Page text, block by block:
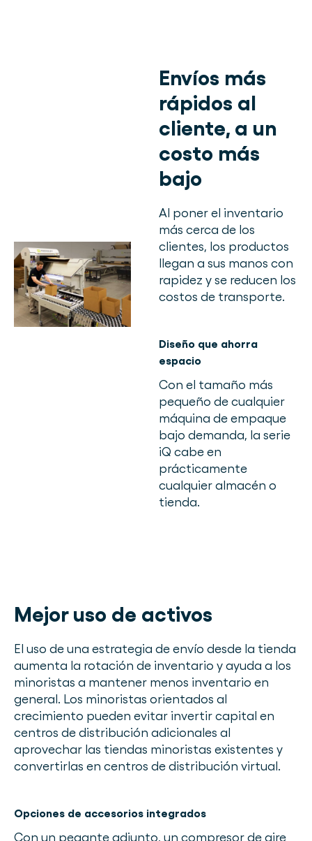
Envíos más
rápidos al
cliente, a un
costo más
bajo
Al poner el inventario
más cerca de los
clientes, los productos
llegan a sus manos con
rapidez y se reducen los
costos de transporte.
Diseño que ahorra
espacio
Con el tamaño más
pequeño de cualquier
máquina de empaque
bajo demanda, la serie
iQ cabe en
prácticamente
cualquier almacén o
tienda.
Mejor uso de activos
El uso de una estrategia de envío desde la tienda
aumenta la rotación de inventario y ayuda a los
minoristas a mantener menos inventario en
general. Los minoristas orientados al
crecimiento pueden evitar invertir capital en
centros de distribución adicionales al
aprovechar las tiendas minoristas existentes y
convertirlas en centros de distribución virtual.
Opciones de accesorios integrados
Con un pegante adjunto, un compresor de aire